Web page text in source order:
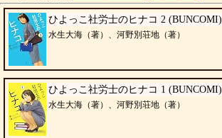
ひよっこ社労士のヒナコ 2 (BUNCOMI)
水生大海（著）、河野別荘地（著）
ひよっこ社労士のヒナコ 1 (BUNCOMI)
水生大海（著）、河野別荘地（著）